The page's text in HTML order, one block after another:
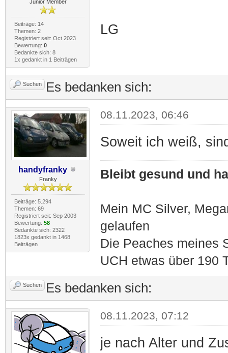
Junior Member
Beiträge: 14
Themen: 2
Registriert seit: Oct 2023
Bewertung: 0
Bedankte sich: 8
1x gedankt in 1 Beiträgen
LG
Suchen Es bedanken sich:
handyfranky
Franky
Beiträge: 5.294
Themen: 69
Registriert seit: Sep 2003
Bewertung: 58
Bedankte sich: 2322
1823x gedankt in 1468
Beiträgen
08.11.2023, 06:46
Soweit ich weiß,
Bleibt gesund und
Mein MC Silver,
gelaufen
Die Peaches meines
UCH etwas über 190
Suchen Es bedanken sich:
08.11.2023, 07:12
je nach Alter und